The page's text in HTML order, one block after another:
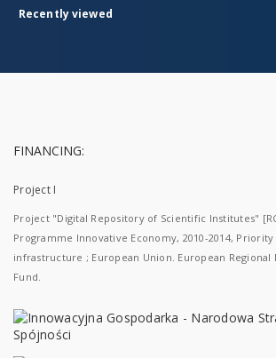
Recently viewed
FINANCING:
Project I
Project "Digital Repository of Scientific Institutes"
Programme Innovative Economy, 2010-2014, Priority
infrastructure ; European Union. European Regional
Fund.